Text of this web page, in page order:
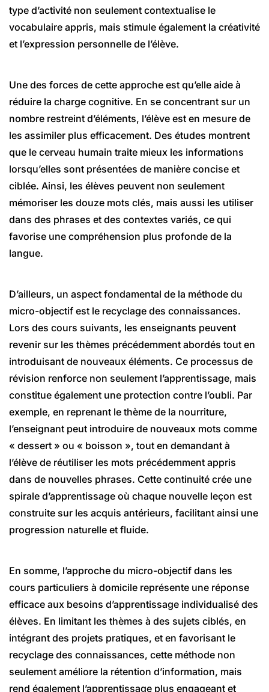
type d’activité non seulement contextualise le
vocabulaire appris, mais stimule également la créativité
et l’expression personnelle de l’élève.
Une des forces de cette approche est qu’elle aide à
réduire la charge cognitive. En se concentrant sur un
nombre restreint d’éléments, l’élève est en mesure de
les assimiler plus efficacement. Des études montrent
que le cerveau humain traite mieux les informations
lorsqu’elles sont présentées de manière concise et
ciblée. Ainsi, les élèves peuvent non seulement
mémoriser les douze mots clés, mais aussi les utiliser
dans des phrases et des contextes variés, ce qui
favorise une compréhension plus profonde de la
langue.
D’ailleurs, un aspect fondamental de la méthode du
micro-objectif est le recyclage des connaissances.
Lors des cours suivants, les enseignants peuvent
revenir sur les thèmes précédemment abordés tout en
introduisant de nouveaux éléments. Ce processus de
révision renforce non seulement l’apprentissage, mais
constitue également une protection contre l’oubli. Par
exemple, en reprenant le thème de la nourriture,
l’enseignant peut introduire de nouveaux mots comme
« dessert » ou « boisson », tout en demandant à
l’élève de réutiliser les mots précédemment appris
dans de nouvelles phrases. Cette continuité crée une
spirale d’apprentissage où chaque nouvelle leçon est
construite sur les acquis antérieurs, facilitant ainsi une
progression naturelle et fluide.
En somme, l’approche du micro-objectif dans les
cours particuliers à domicile représente une réponse
efficace aux besoins d’apprentissage individualisé des
élèves. En limitant les thèmes à des sujets ciblés, en
intégrant des projets pratiques, et en favorisant le
recyclage des connaissances, cette méthode non
seulement améliore la rétention d’information, mais
rend également l’apprentissage plus engageant et